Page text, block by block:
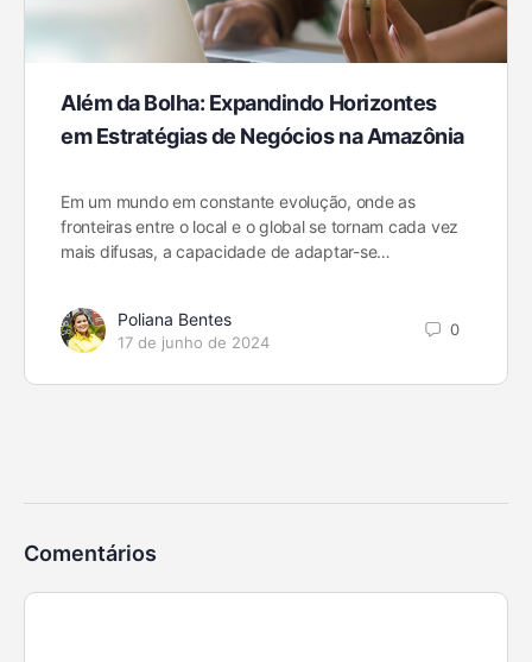
Além da Bolha: Expandindo Horizontes
em Estratégias de Negócios na Amazônia
Em um mundo em constante evolução, onde as
fronteiras entre o local e o global se tornam cada vez
mais difusas, a capacidade de adaptar-se…
Poliana Bentes
17 de junho de 2024
0
Comentários